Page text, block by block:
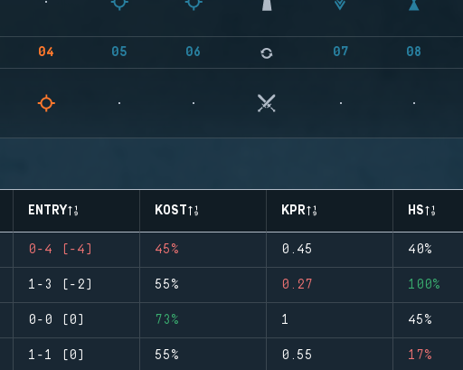
04 05 06 07 08
ENTRY KOST KPR HS
0-4 (-4) 45% 0.45 40%
1-3 (-2) 55% 0.27 100%
0-0 (0) 73% 1 45%
1-1 (0) 55% 0.55 17%